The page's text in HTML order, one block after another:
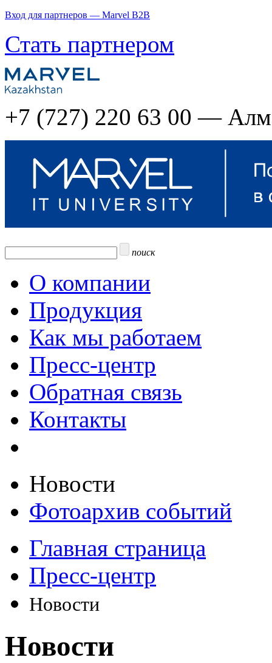
Вход для партнеров — Marvel B2B
Стать партнером
+7 (727) 220 63 00 —
поиск
О компании
Продукция
Как мы работаем
Пресс-центр
Обратная связь
Контакты
Новости
Фотоархив событий
Главная страница
Пресс-центр
Новости
Новости